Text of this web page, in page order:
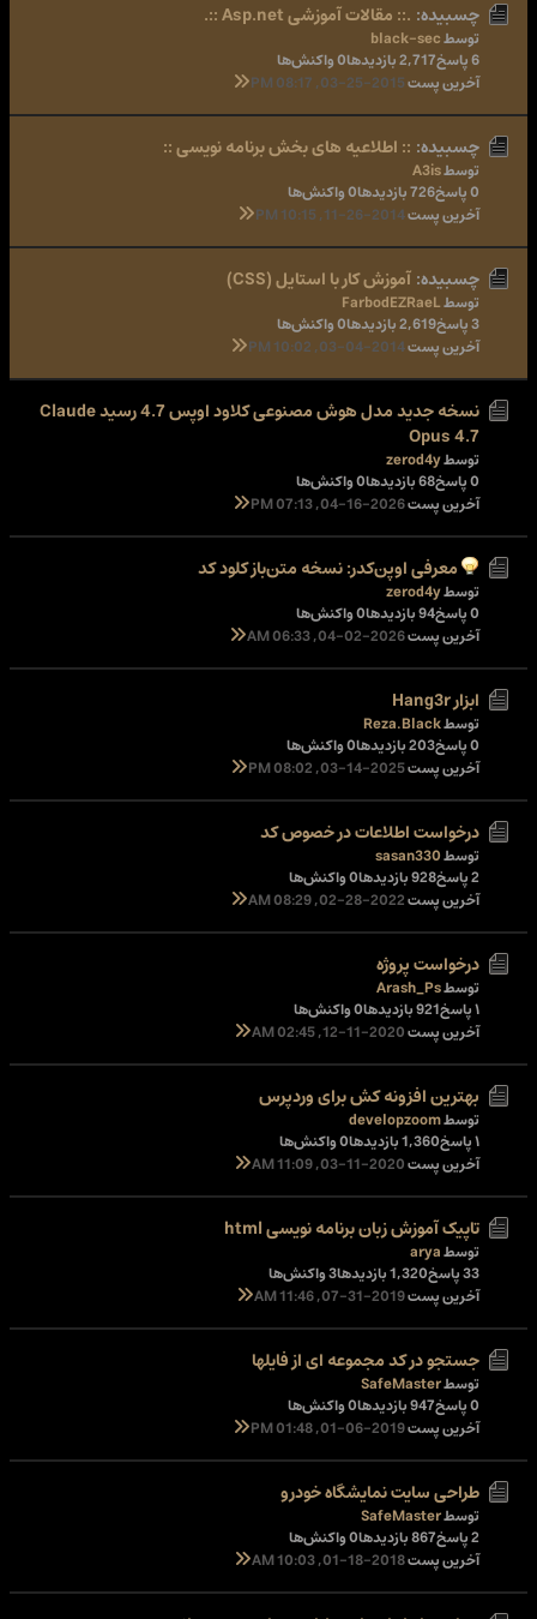
چسبیده: .:: مقالات آموزشی Asp.net ::.
توسطblack-sec
6 پاسخ
2,717 بازدیدها
0 واکنش‌ها
آخرین پست03-25-2015, 08:17 PM
چسبیده: :: اطلاعیه های بخش برنامه نویسی ::
توسطA3is
0 پاسخ
726 بازدیدها
0 واکنش‌ها
آخرین پست11-26-2014, 10:15 PM
چسبیده: آموزش کار با استایل (CSS)
توسطFarbodEZRaeL
3 پاسخ
2,619 بازدیدها
0 واکنش‌ها
آخرین پست03-04-2014, 10:02 PM
نسخه جدید مدل هوش مصنوعی کلاود اوپس 4.7 رسید Claude
Opus 4.7
توسطzerod4y
0 پاسخ
68 بازدیدها
0 واکنش‌ها
آخرین پست04-16-2026, 07:13 PM
معرفی اوپن‌کدر: نسخه متن‌باز کلود کد
توسطzerod4y
0 پاسخ
94 بازدیدها
0 واکنش‌ها
آخرین پست04-02-2026, 06:33 AM
ابزار Hang3r
توسطReza.Black
0 پاسخ
203 بازدیدها
0 واکنش‌ها
آخرین پست03-14-2025, 08:02 PM
درخواست اطلاعات در خصوص کد
توسطsasan330
2 پاسخ
928 بازدیدها
0 واکنش‌ها
آخرین پست02-28-2022, 08:29 AM
درخواست پروژه
توسطArash_Ps
۱ پاسخ
921 بازدیدها
0 واکنش‌ها
آخرین پست12-11-2020, 02:45 AM
بهترین افزونه کش برای وردپرس
توسطdevelopzoom
۱ پاسخ
1,360 بازدیدها
0 واکنش‌ها
آخرین پست03-11-2020, 11:09 AM
تاپیک آموزش زبان برنامه نویسی html
توسطarya
33 پاسخ
1,320 بازدیدها
3 واکنش‌ها
آخرین پست07-31-2019, 11:46 AM
جستجو در کد مجموعه ای از فایلها
توسطSafeMaster
0 پاسخ
947 بازدیدها
0 واکنش‌ها
آخرین پست01-06-2019, 01:48 PM
طراحی سایت نمایشگاه خودرو
توسطSafeMaster
2 پاسخ
867 بازدیدها
0 واکنش‌ها
آخرین پست01-18-2018, 10:03 AM